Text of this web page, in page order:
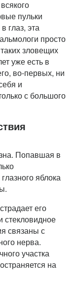
пульки
глаз, эта
просто
зловещих
уже есть в
во-первых, ни
и
с большого
Попавшая в
яблока
его
стекловидное
связаны с
нерва.
участка
на